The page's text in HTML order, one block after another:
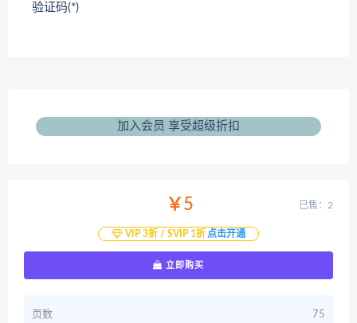
验证码(*)
加入会员 享受超级折扣
￥5
VIP 3折 / SVIP 1折 点击开通
已售：2
立即购买
页数 75